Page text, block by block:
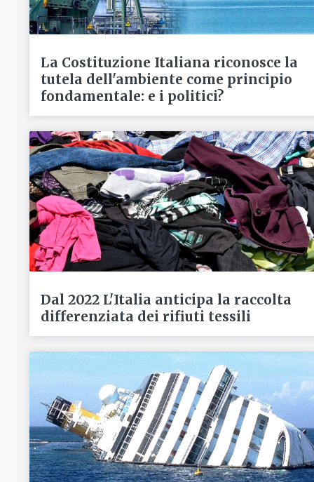
La Costituzione Italiana riconosce la
tutela dell'ambiente come principio
fondamentale: e i politici?
Dal 2022 L'Italia anticipa la raccolta
differenziata dei rifiuti tessili